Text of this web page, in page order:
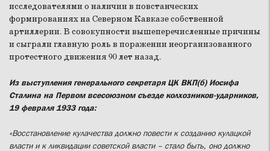
исследователями о наличии в повстанческих
формированиях на Северном Кавказе собственной
артиллерии. В совокупности вышеперечисленные причины
и сыграли главную роль в поражении неорганизованного
протестного движения 90 лет назад.
Из выступления генерального секретаря ЦК ВКП(б) Иосифа
Сталина на Первом всесоюзном съезде колхозников-ударников,
19 февраля 1933 года:
«Восстановление кулачества должно повести к созданию кулацкой
власти и к ликвидации советской власти – стало быть, оно должно